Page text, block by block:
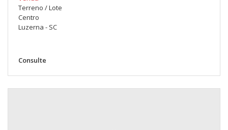
Terreno / Lote
Centro
Luzerna - SC
Consulte